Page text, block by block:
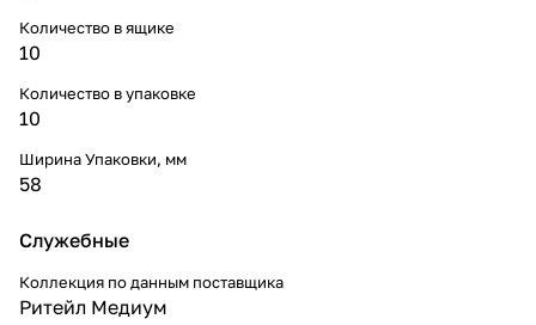
Количество в ящике
10
Количество в упаковке
10
Ширина Упаковки, мм
58
Служебные
Коллекция по данным поставщика
Ритейл Медиум